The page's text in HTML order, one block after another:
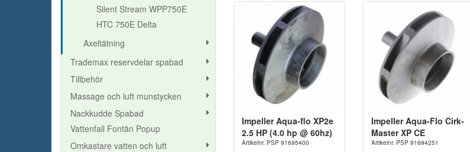
Silent Stream WPP750E
HTC 750E Delta
Axeltätning
Trademax reservdelar spabad
Tillbehör
Massage och luft munstycken
Nackkudde Spabad
Vattenfall Fontän Popup
Omkastare vatten och luft
Impeller Aqua-flo XP2e
2.5 HP (4.0 hp @ 60hz)
Artikelnr. PSP 91695400
Impeller Aqua-Flo Cirk-
Master XP CE
Artikelnr. PSP 91694251